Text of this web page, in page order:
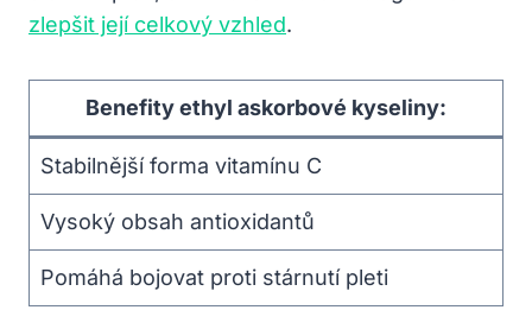
zlepšit její celkový vzhled.
Benefity ethyl askorbové kyseliny:
Stabilnější forma vitamínu C
Vysoký obsah antioxidantů
Pomáhá bojovat proti stárnutí pleti